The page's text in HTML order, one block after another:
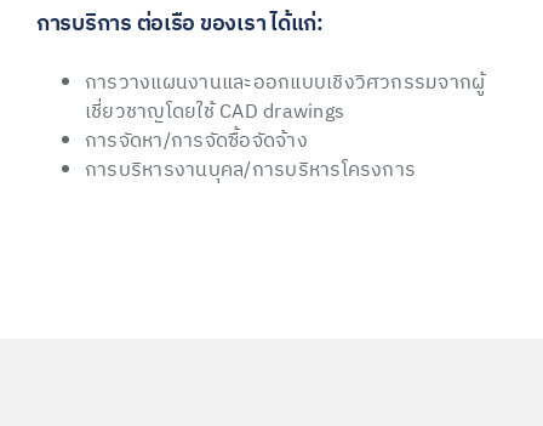
การบริการ ต่อเรือ ของเรา ได้แก่:
การวางแผนงานและออกแบบเชิงวิศวกรรมจากผู้
เชี่ยวชาญโดยใช้ CAD drawings
การจัดหา/การจัดซื้อจัดจ้าง
การบริหารงานบุคล/การบริหารโครงการ